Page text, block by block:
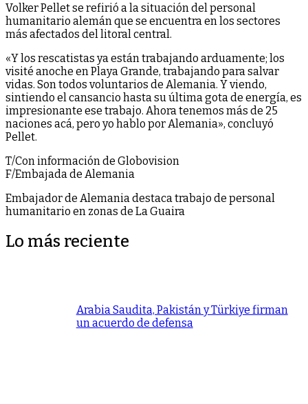
Volker Pellet se refirió a la situación del personal
humanitario alemán que se encuentra en los sectores
más afectados del litoral central.
«Y los rescatistas ya están trabajando arduamente; los
visité anoche en Playa Grande, trabajando para salvar
vidas. Son todos voluntarios de Alemania. Y viendo,
sintiendo el cansancio hasta su última gota de energía, es
impresionante ese trabajo. Ahora tenemos más de 25
naciones acá, pero yo hablo por Alemania», concluyó
Pellet.
T/Con información de Globovision
F/Embajada de Alemania
Embajador de Alemania destaca trabajo de personal
humanitario en zonas de La Guaira
Lo más reciente
Arabia Saudita, Pakistán y Türkiye firman
un acuerdo de defensa